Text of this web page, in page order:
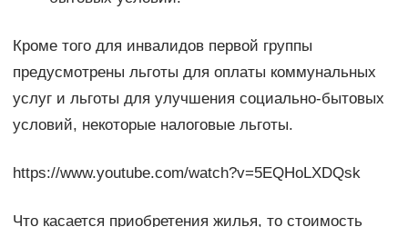
Кроме того для инвалидов первой группы
предусмотрены льготы для оплаты коммунальных
услуг и льготы для улучшения социально-бытовых
условий, некоторые налоговые льготы.
https://www.youtube.com/watch?v=5EQHoLXDQsk
Что касается приобретения жилья, то стоимость